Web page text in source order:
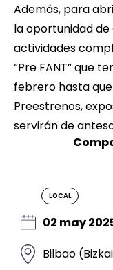
Además, para
la oportunidad
actividades
“Pre FANT” que
febrero hasta
Preestrenos,
servirán de
LOCAL
02 may
Bilbao